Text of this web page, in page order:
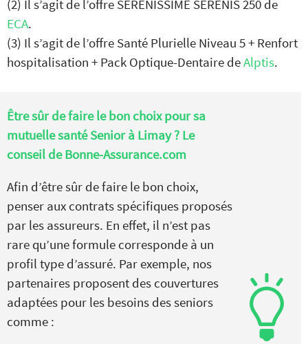
(2) Il s’agit de l’offre SERENISSIME SERENIS 250 de
ECA.
(3) Il s’agit de l’offre Santé Plurielle Niveau 5 + Renfort
hospitalisation + Pack Optique-Dentaire deAlptis.
Être sûr de faire le bon choix pour sa
mutuelle santé Senior à Limay ? Le
conseil de Bonne-Assurance.com
Afin d’être sûr de faire le bon choix,
penser aux contrats spécifiques proposés
par les assureurs. En effet, il n’est pas
rare qu’une formule corresponde à un
profil type d’assuré. Par exemple, nos
partenaires proposent des couvertures
adaptées pour les besoins des seniors
comme :